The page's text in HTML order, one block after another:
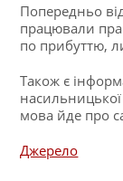
Попередньо
працювали
по прибуттю,
Також є
мова йде про
Джерело